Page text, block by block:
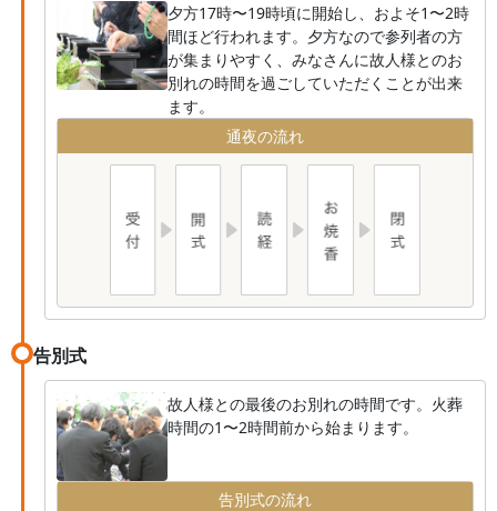
夕方17時〜19時頃に開始し、およそ1〜2時
間ほど行われます。夕方なので参列者の方
が集まりやすく、みなさんに故人様とのお
別れの時間を過ごしていただくことが出来
ます。
通夜の流れ
告別式
故人様との最後のお別れの時間です。火葬
時間の1〜2時間前から始まります。
告別式の流れ